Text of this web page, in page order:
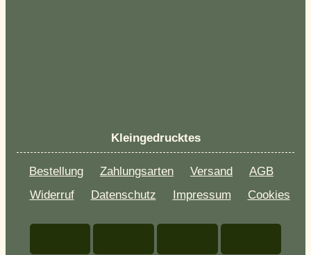
Kleingedrucktes
Bestellung Zahlungsarten Versand
AGB
Widerruf
Datenschutz Impressum Cookies